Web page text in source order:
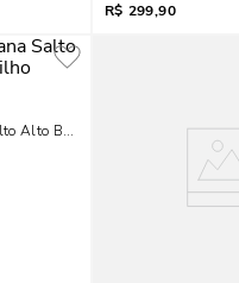
R$ 299,90
Alto Bege Brilho